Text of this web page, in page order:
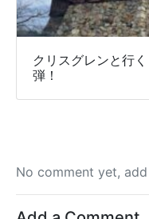
クリスグレンと行
弾！
No comment yet,